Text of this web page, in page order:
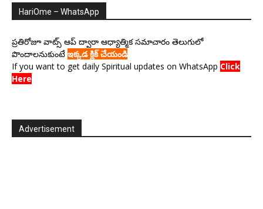
HariOme – WhatsApp
ప్రతిరోజూ వాట్స్ ఆప్ ద్వారా ఆధ్యాత్మిక సమాచారం తెలుగులో
పొందాలనుకుంటే ఇక్కడ క్లిక్ చేయండి
If you want to get daily Spiritual updates on WhatsApp Click
Here
Advertisement